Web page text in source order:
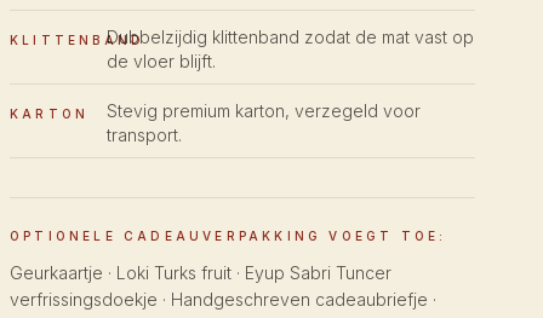
KLITTENBANDDubbelzijdig klittenband zodat de mat vast op
de vloer blijft.
KARTON
Stevig premium karton, verzegeld voor
transport.
OPTIONELE CADEAUVERPAKKING VOEGT TOE:
Geurkaartje · Loki Turks fruit · Eyup Sabri Tuncer
verfrissingsdoekje · Handgeschreven cadeaubriefje ·